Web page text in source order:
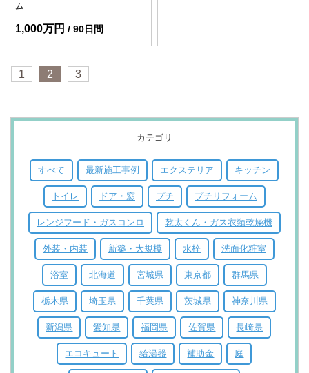
ム
1,000万円 90日間
1 2 3
カテゴリ
すべて 最新施工事例 エクステリア キッチン
トイレ ドア・窓 プチ プチリフォーム
レンジフード・ガスコンロ 乾太くん・ガス衣類乾燥機
外装・内装 新築・大規模 水栓 洗面化粧室
浴室 北海道 宮城県 東京都 群馬県
栃木県 埼玉県 千葉県 茨城県 神奈川県
新潟県 愛知県 福岡県 佐賀県 長崎県
エコキュート 給湯器 補助金 庭